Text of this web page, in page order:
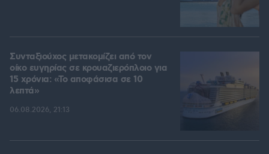
Συνταξιούχος μετακομίζει από τον
οίκο ευγηρίας σε κρουαζιερόπλοιο για
15 χρόνια: «Το αποφάσισα σε 10
λεπτά»
06.08.2026, 21:13